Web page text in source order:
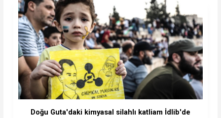
Doğu Guta'daki kimyasal silahlı katliam İdlib'de